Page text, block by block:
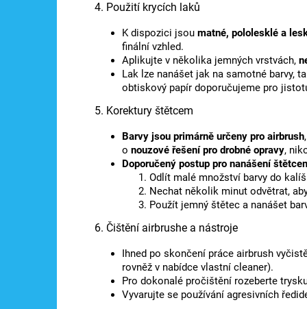
4. Použití krycích laků
K dispozici jsou matné, pololesklé a
finální vzhled.
Aplikujte v několika jemných vrstvách,
Lak lze nanášet jak na samotné barvy,
obtiskový papír doporučujeme pro
5. Korektury štětcem
Barvy jsou primárně určeny pro airbrush
o nouzové řešení pro drobné opravy,
Doporučený postup pro nanášení
Odlít malé množství barvy do
Nechat několik minut odvětrat,
Použít jemný štětec a nanášet
6. Čištění airbrushe a nástroje
Ihned po skončení práce airbrush
rovněž v nabídce vlastní cleaner).
Pro dokonalé pročištění rozeberte
Vyvarujte se používání agresivních